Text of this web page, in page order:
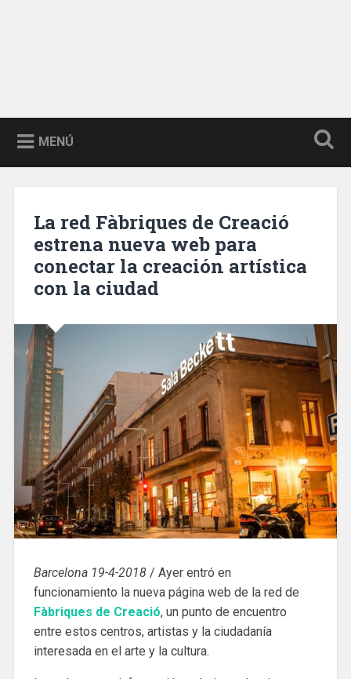
MENÚ
La red Fàbriques de Creació
estrena nueva web para
conectar la creación artística
con la ciudad
Barcelona 19-4-2018/ Ayer entró en
funcionamiento la nueva página web de la red de
Fàbriques de Creació, un punto de encuentro
entre estos centros, artistas y la ciudadanía
interesada en el arte y la cultura.